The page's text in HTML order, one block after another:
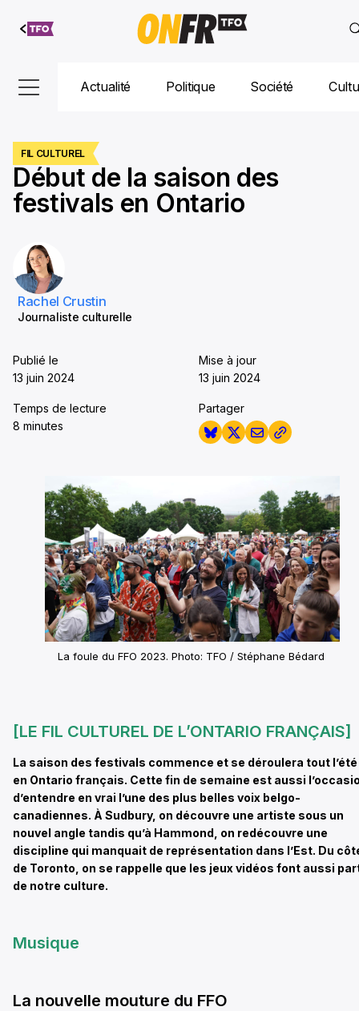
Aller au
contenu
Actualité Politique Société
FIL CULTUREL
Début de la saison des
festivals en Ontario
Rachel Crustin
Journaliste culturelle
Publié le
13 juin 2024
Mise à jour
13 juin 2024
Temps de lecture
8 minutes
Partager
La foule du FFO 2023. Photo: TFO / Stéphane Bédard
[LE FIL CULTUREL DE L’ONTARIO FRANÇAIS]
La saison des festivals commence et se déroulera tout l’été
en Ontario français. Cette fin de semaine est aussi
d’entendre en vrai l’une des plus belles voix belgo-
canadiennes. À Sudbury, on découvre une artiste sous un
nouvel angle tandis qu’à Hammond, on redécouvre une
discipline qui manquait de représentation dans l’Est. Du
de Toronto, on se rappelle que les jeux vidéos font aussi
de notre culture.
Musique
La nouvelle mouture du FFO